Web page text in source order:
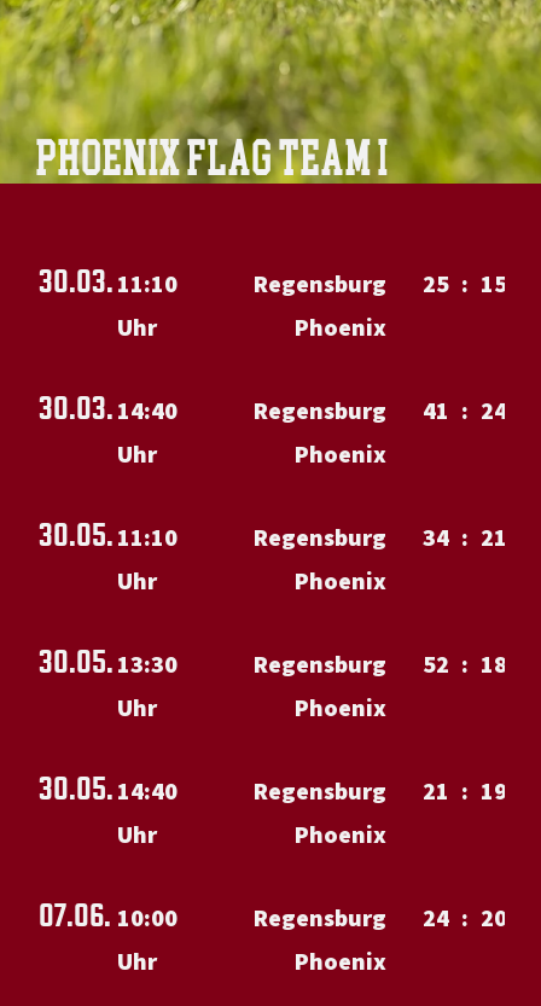
PHOENIX FLAG TEAM I
30.03. 11:10
Uhr
Regensburg
Phoenix
25 : 15
30.03. 14:40
Uhr
Regensburg
Phoenix
41 : 24
30.05. 11:10
Uhr
Regensburg
Phoenix
34 : 21
30.05. 13:30
Uhr
Regensburg
Phoenix
52 : 18
30.05. 14:40
Uhr
Regensburg
Phoenix
21 : 19
07.06. 10:00
Uhr
Regensburg
Phoenix
24 : 20